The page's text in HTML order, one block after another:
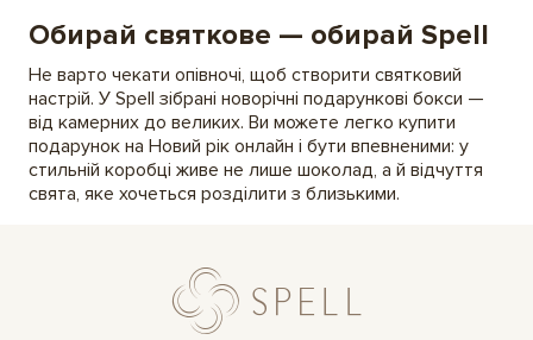
Обирай святкове — обирай Spell
Не варто чекати опівночі, щоб створити святковий
настрій. У Spell зібрані новорічні подарункові бокси —
від камерних до великих. Ви можете легко купити
подарунок на Новий рік онлайн і бути впевненими: у
стильній коробці живе не лише шоколад, а й відчуття
свята, яке хочеться розділити з близькими.